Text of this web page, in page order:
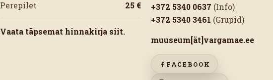
Perepilet 25 €
Vaata täpsemat hinnakirja siit.
+372 5340 0637 (Info)
+372 5340 3461 (Grupid)
muuseum[ät]vargamae.ee
FACEBOOK